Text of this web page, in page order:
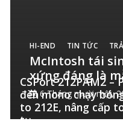
HI-END TIN TỨC
McIntosh tái
xứng đáng là
6 Tháng mười một,
CSPort 212PAM2 –
đèn mono chạy
to 212E, nâng cấp
tụ